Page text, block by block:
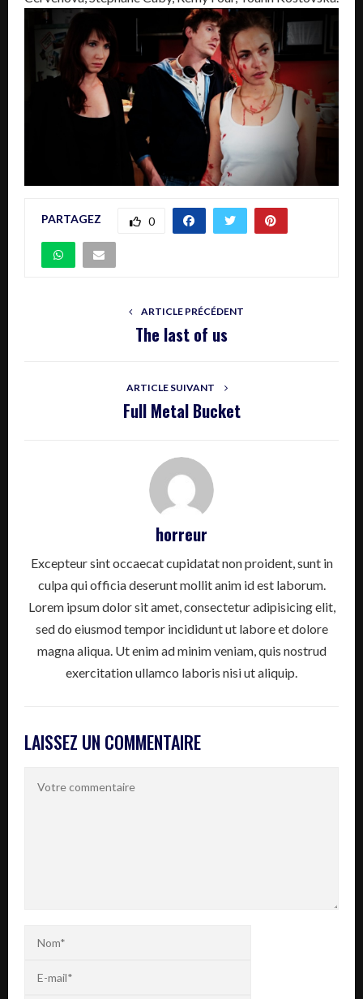
PARTAGEZ 0
ARTICLE PRÉCÉDENT
The last of us
ARTICLE SUIVANT
Full Metal Bucket
horreur
Excepteur sint occaecat cupidatat non proident, sunt in
culpa qui officia deserunt mollit anim id est laborum.
Lorem ipsum dolor sit amet, consectetur adipisicing elit,
sed do eiusmod tempor incididunt ut labore et dolore
magna aliqua. Ut enim ad minim veniam, quis nostrud
exercitation ullamco laboris nisi ut aliquip.
LAISSEZ UN COMMENTAIRE